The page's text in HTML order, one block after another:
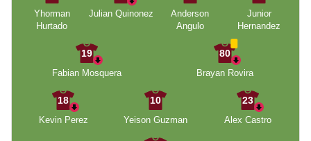
Yhorman
Hurtado
Julian Quinonez
Anderson
Angulo
Junior
Hernandez
19
Fabian Mosquera
80
Brayan Rovira
18
Kevin Perez
10
Yeison Guzman
23
Alex Castro